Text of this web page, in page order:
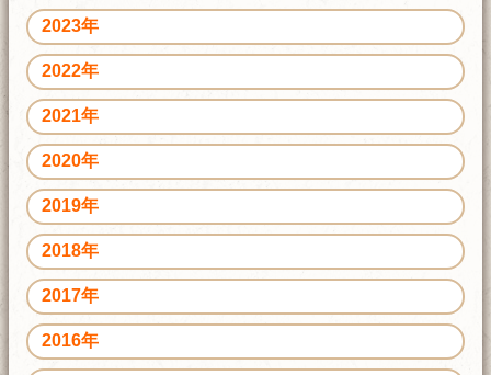
2023年
2022年
2021年
2020年
2019年
2018年
2017年
2016年